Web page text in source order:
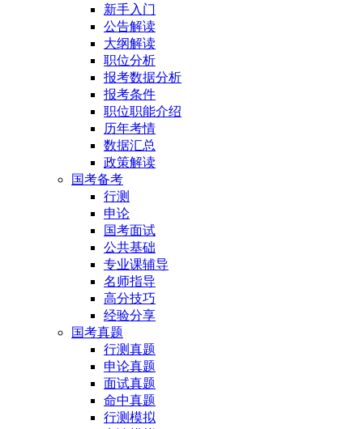
新手入门
公告解读
大纲解读
职位分析
报考数据分析
报考条件
职位职能介绍
历年考情
数据汇总
政策解读
国考备考
行测
申论
国考面试
公共基础
专业课辅导
名师指导
高分技巧
经验分享
国考真题
行测真题
申论真题
面试真题
命中真题
行测模拟